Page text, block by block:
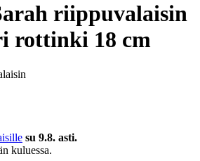
riippuvalaisin
rottinki 18 cm
su 9.8. asti.
kuluessa.